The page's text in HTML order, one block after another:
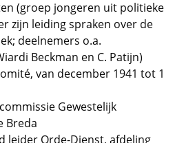
(groep jongeren uit politieke
zijn leiding spraken over de
deelnemers o.a.
Beckman en C. Patijn)
van december 1941 tot 1
Gewestelijk
Breda
leider Orde-Dienst, afdeling